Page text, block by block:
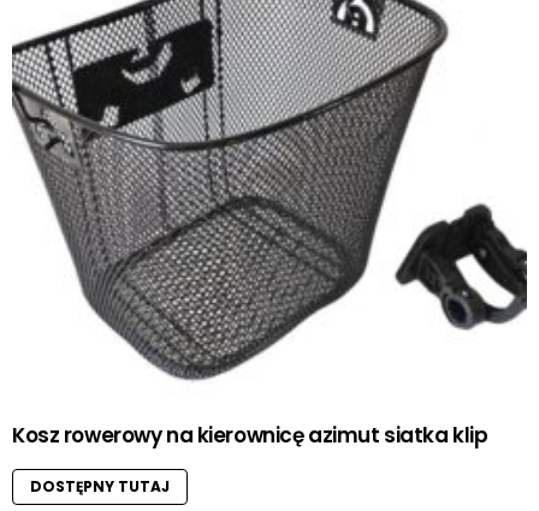
Kosz rowerowy na kierownicę azimut siatka klip
DOSTĘPNY TUTAJ